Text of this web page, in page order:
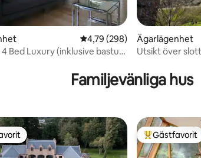
betyg, 208 omdömen
4,79 av 5 i genomsnittligt
4,79 (298)
4 Bed Luxury (inklusive bastu
Ägarlägenhet
Utsikt över
Familjevänliga hus
Populär
Gästfavorit